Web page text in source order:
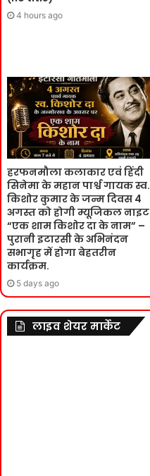
4 hours ago
हरफनमौला कलाकार एवं हिंदी
सिनेमा के महान पार्श्व गायक स्व.
किशोर कुमार के जन्म दिवस 4
अगस्त को होगी म्यूजिकल नाइट
“एक शाम किशोर दा के नाम” –
पुरानी इटारसी के अभिनंदन
सभागृह में होगा बेहतरीन
कार्यक्रम.
5 days ago
लाइव शेयर मार्केट